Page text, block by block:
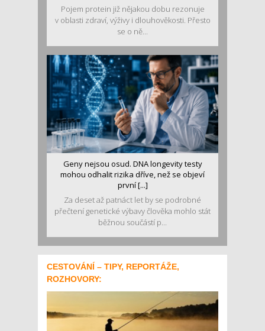
Pojem protein již nějakou dobu rezonuje
v oblasti zdraví, výživy i dlouhověkosti. Přesto
se o ně...
Geny nejsou osud. DNA longevity testy
mohou odhalit rizika dříve, než se objeví
první [...]
Za deset až patnáct let by se podrobné
přečtení genetické výbavy člověka mohlo stát
běžnou součástí p...
CESTOVÁNÍ – TIPY, REPORTÁŽE,
ROZHOVORY: